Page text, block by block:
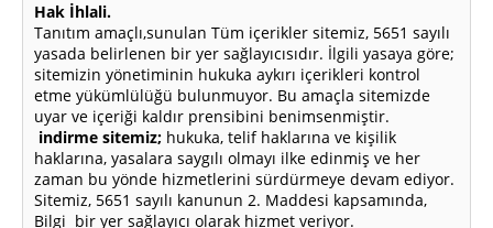
Hak İhlali.
Tanıtım amaçlı,sunulan Tüm içerikler sitemiz, 5651 sayılı
yasada belirlenen bir yer sağlayıcısıdır. İlgili yasaya göre;
sitemizin yönetiminin hukuka aykırı içerikleri kontrol
etme yükümlülüğü bulunmuyor. Bu amaçla sitemizde
uyar ve içeriği kaldır prensibini benimsenmiştir.
indirme sitemiz; hukuka, telif haklarına ve kişilik
haklarına, yasalara saygılı olmayı ilke edinmiş ve her
zaman bu yönde hizmetlerini sürdürmeye devam ediyor.
Sitemiz, 5651 sayılı kanunun 2. Maddesi kapsamında,
Bilgi bir yer sağlayıcı olarak hizmet veriyor.